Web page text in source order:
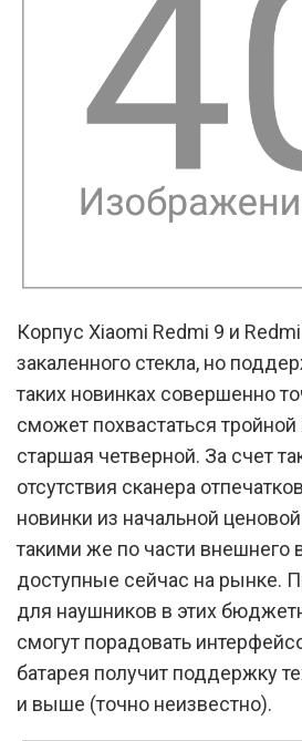
Корпус Xiaomi Redmi 9 и
закаленного стекла, но
таких новинках совершенно
сможет похвастаться
старшая четверной. За счет
отсутствия сканера
новинки из начальной
такими же по части внешнего
доступные сейчас на рынке.
для наушников в этих
смогут порадовать
батарея получит поддержку
и выше (точно неизвестно).